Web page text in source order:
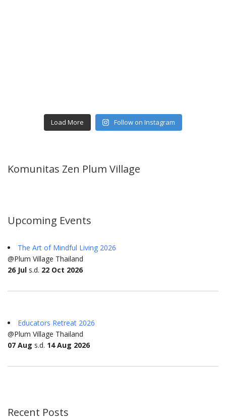
Load More Follow on Instagram
Komunitas Zen Plum Village
Upcoming Events
The Art of Mindful Living 2026
@Plum Village Thailand
26 Jul s.d. 22 Oct 2026
Educators Retreat 2026
@Plum Village Thailand
07 Aug s.d. 14 Aug 2026
Recent Posts